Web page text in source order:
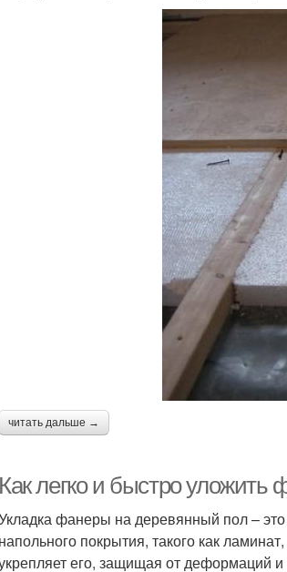
читать дальше →
Как легко и быстро уложить
фанеры на деревянный пол –
напольного покрытия, такого как
его, защищая от деформаций